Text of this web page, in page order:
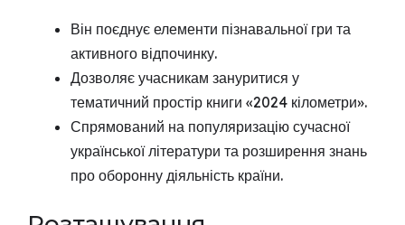
Він поєднує елементи пізнавальної гри та
активного відпочинку.
Дозволяє учасникам зануритися у
тематичний простір книги «2024 кілометри».
Спрямований на популяризацію сучасної
української літератури та розширення знань
про оборонну діяльність країни.